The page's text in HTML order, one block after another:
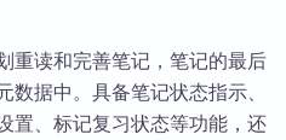
重读和完善笔记，笔记的最后
据中。具备笔记状态指示、
置、标记复习状态等功能，还